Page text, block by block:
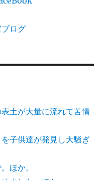
ログ
土が大量に流れて苦情
子供達が発見し大騒ぎ
ほか。